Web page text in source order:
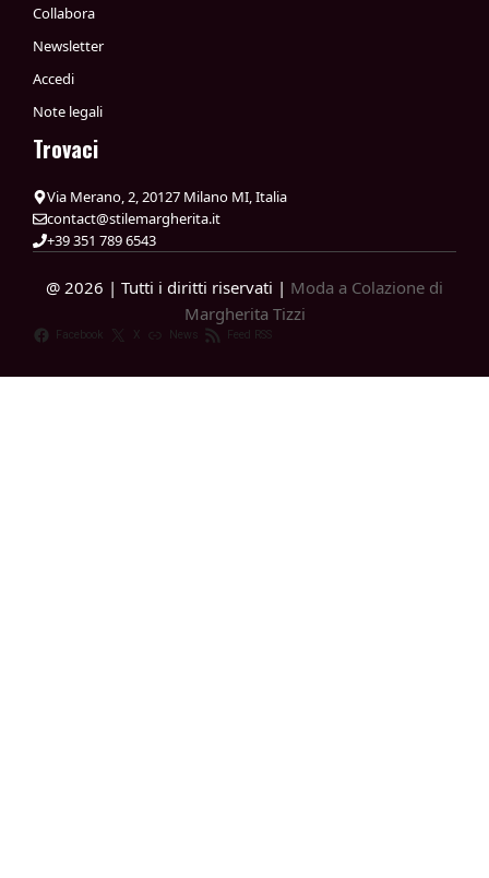
Collabora
Newsletter
Accedi
Note legali
Trovaci
Via Merano, 2, 20127 Milano MI, Italia
contact@stilemargherita.it
+39 351 789 6543
@ 2026 | Tutti i diritti riservati | Moda a Colazione di
Margherita Tizzi
Facebook X News Feed RSS